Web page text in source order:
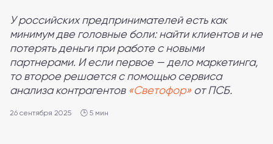
У российских предпринимателей есть как
минимум две головные боли: найти клиентов и не
потерять деньги при работе с новыми
партнерами. И если первое — дело маркетинга,
то второе решается с помощью сервиса
анализа контрагентов «Светофор» от ПСБ.
26 сентября 2025 🕒 5 мин